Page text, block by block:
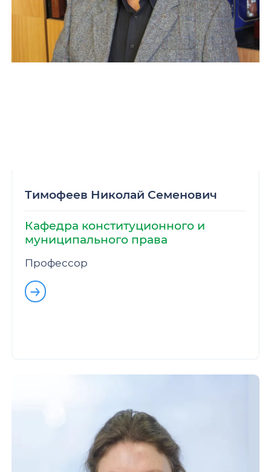
Тимофеев Николай Семенович
Кафедра конституционного и
муниципального права
Профессор